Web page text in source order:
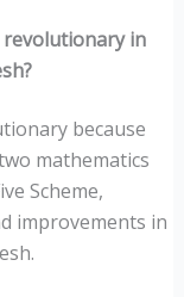
revolutionary in
because
mathematics
Scheme,
improvements in